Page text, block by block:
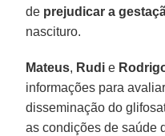
de prejudicar a
nascituro.
Mateus, Rudi e
informações para
disseminação do
as condições de saúde